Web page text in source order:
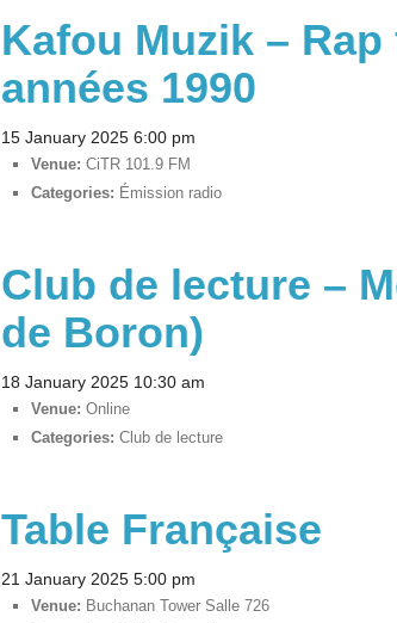
Kafou Muzik –
années 1990
15 January 2025 6:00 pm
Venue: CiTR 101.9 FM
Categories: Émission radio
Club de lecture –
de Boron)
18 January 2025 10:30 am
Venue: Online
Categories: Club de lecture
Table Française
21 January 2025 5:00 pm
Venue: Buchanan Tower Salle 726